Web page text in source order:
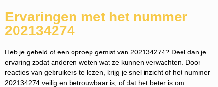
Ervaringen met het nummer
202134274
Heb je gebeld of een oproep gemist van 202134274? Deel dan je
ervaring zodat anderen weten wat ze kunnen verwachten. Door
reacties van gebruikers te lezen, krijg je snel inzicht of het nummer
202134274 veilig en betrouwbaar is, of dat het beter is om